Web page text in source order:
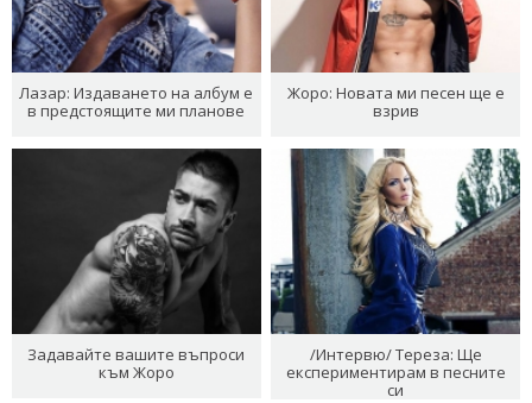
Лазар: Издаването на албум е
в предстоящите ми планове
Жоро: Новата ми песен ще е
взрив
Задавайте вашите въпроси
към Жоро
/Интервю/ Тереза: Ще
експериментирам в песните
си